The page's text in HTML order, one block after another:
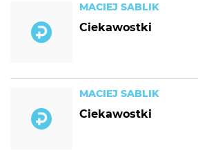
MACIEJ SABLIK
Ciekawostki
MACIEJ SABLIK
Ciekawostki